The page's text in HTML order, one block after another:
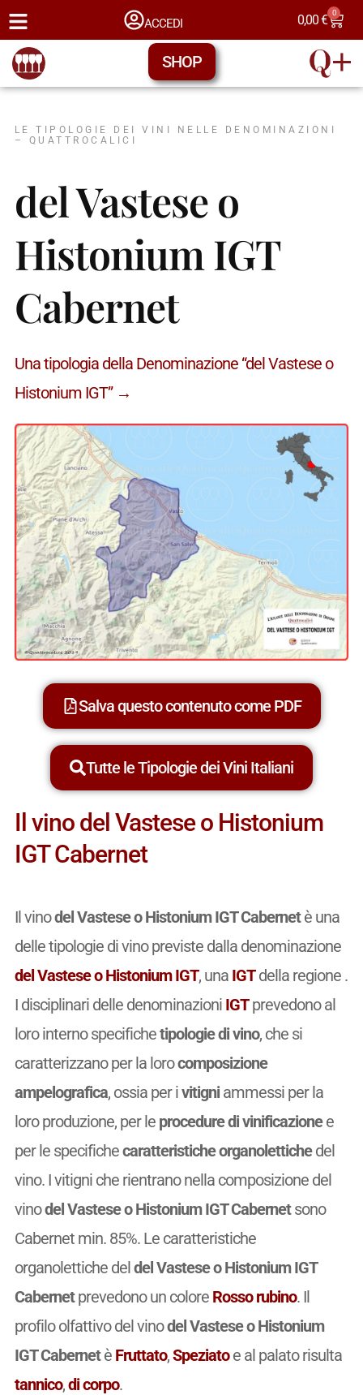
ACCEDI 0,00€ 0
SHOP
LE TIPOLOGIE DEI VINI NELLE DENOMINAZIONI
– QUATTROCALICI
del Vastese o
Histonium IGT
Cabernet
Una tipologia della Denominazione “del Vastese o
Histonium IGT” →
Salva questo contenuto come PDF
Tutte le Tipologie dei Vini Italiani
Il vino del Vastese o Histonium
IGT Cabernet
Il vinodel Vastese o Histonium IGT Cabernetè una
delle tipologie di vino previste dalla denominazione
del Vastese o Histonium IGT, una IGTdella regione .
I disciplinari delle denominazioni IGTprevedono al
loro interno specifichetipologie di vino, che si
caratterizzano per la lorocomposizione
ampelografica, ossia per ivitigniammessi per la
loro produzione, per le procedure di vinificazionee
per le specifichecaratteristiche organolettichedel
vino. I vitigni che rientrano nella composizione del
vinodel Vastese o Histonium IGT Cabernetsono
Cabernet min. 85%. Le caratteristiche
organolettiche deldel Vastese o Histonium IGT
Cabernetprevedono un colore Rosso rubino. Il
profilo olfattivo del vinodel Vastese o Histonium
IGT Cabernetè Fruttato,Speziatoe al palato risulta
tannico,di corpo.